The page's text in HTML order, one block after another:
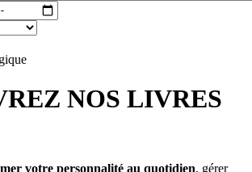
NOS LIVRES
votre personnalité au quotidien, gérer